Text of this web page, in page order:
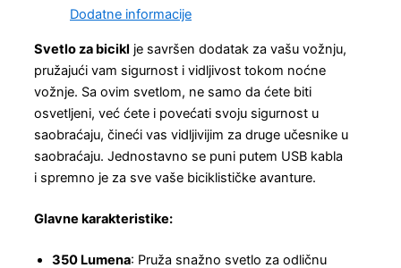
Dodatne informacije
Svetlo za bicikl je savršen dodatak za vašu vožnju,
pružajući vam sigurnost i vidljivost tokom noćne
vožnje. Sa ovim svetlom, ne samo da ćete biti
osvetljeni, već ćete i povećati svoju sigurnost u
saobraćaju, čineći vas vidljivijim za druge učesnike u
saobraćaju. Jednostavno se puni putem USB kabla
i spremno je za sve vaše biciklističke avanture.
Glavne karakteristike:
350 Lumena: Pruža snažno svetlo za odličnu